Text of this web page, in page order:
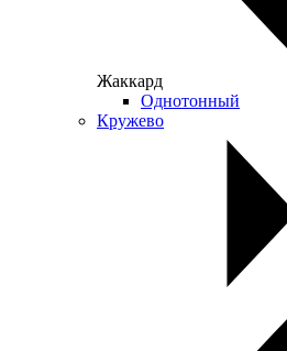
Жаккард
Однотонный
Кружево